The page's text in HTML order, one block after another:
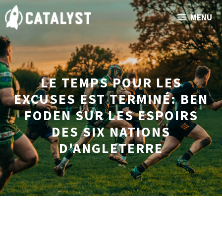
Aller
au
contenu
MENU
LE TEMPS POUR LES
EXCUSES EST TERMINÉ: BEN
FODEN SUR LES ESPOIRS
DES SIX NATIONS
D'ANGLETERRE